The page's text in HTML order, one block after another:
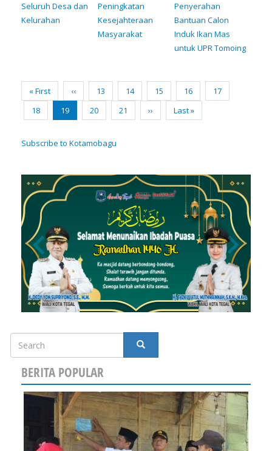
Seluruh Desa dan
Kelurahan
Peningkatan
Kesejahteraan
Masyarakat
Penyerahan
Bantuan Calon
Induk Ikan Mas
untuk UPR Tomoing
Pagination
First
page
« First
Previous
page
‹‹ Page
13 Page
14 Page
15 Page
16 Page
17
Page
18
Current
page
19 Page
20 Page
21
Next
page
››
Last
page
Last »
Subscribe to Kotamobagu
Search
SEARCH
BERITA POPULAR